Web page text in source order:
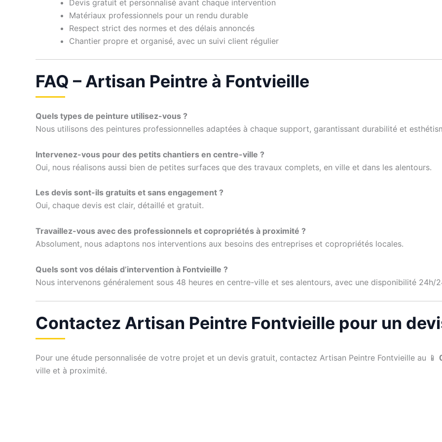
Devis gratuit et personnalisé avant chaque intervention
Matériaux professionnels pour un rendu durable
Respect strict des normes et des délais annoncés
Chantier propre et organisé, avec un suivi client régulier
FAQ – Artisan Peintre à Fontvieille
Quels types de peinture utilisez-vous ?
Nous utilisons des peintures professionnelles adaptées à chaque support, garantissant durabilité et
Intervenez-vous pour des petits chantiers en centre-ville ?
Oui, nous réalisons aussi bien de petites surfaces que des travaux complets, en ville et dans les alentours.
Les devis sont-ils gratuits et sans engagement ?
Oui, chaque devis est clair, détaillé et gratuit.
Travaillez-vous avec des professionnels et copropriétés à proximité ?
Absolument, nous adaptons nos interventions aux besoins des entreprises et copropriétés locales.
Quels sont vos délais d’intervention à Fontvieille ?
Nous intervenons généralement sous 48 heures en centre-ville et ses alentours, avec une disponibilité 24h/
Contactez Artisan Peintre Fontvieille pour un
Pour une étude personnalisée de votre projet et un devis gratuit, contactez Artisan Peintre Fontvieille au 📱
ville et à proximité.